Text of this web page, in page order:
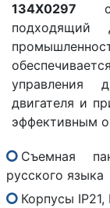
134X0297 со
подходящий
управления
двигателя и
эффективным
Съемная
русского языка
Корпусы